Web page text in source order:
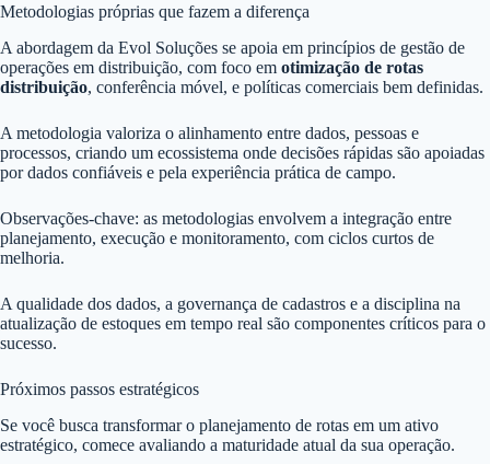
Metodologias próprias que fazem a diferença
A abordagem da Evol Soluções se apoia em princípios de gestão de
operações em distribuição, com foco em otimização de rotas
distribuição, conferência móvel, e políticas comerciais bem definidas.
A metodologia valoriza o alinhamento entre dados, pessoas e
processos, criando um ecossistema onde decisões rápidas são apoiadas
por dados confiáveis e pela experiência prática de campo.
Observações-chave: as metodologias envolvem a integração entre
planejamento, execução e monitoramento, com ciclos curtos de
melhoria.
A qualidade dos dados, a governança de cadastros e a disciplina na
atualização de estoques em tempo real são componentes críticos para o
sucesso.
Próximos passos estratégicos
Se você busca transformar o planejamento de rotas em um ativo
estratégico, comece avaliando a maturidade atual da sua operação.